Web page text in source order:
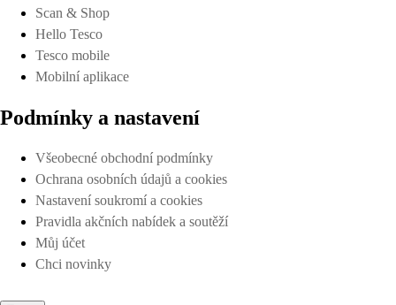
Scan & Shop
Hello Tesco
Tesco mobile
Mobilní aplikace
Podmínky a nastavení
Všeobecné obchodní podmínky
Ochrana osobních údajů a cookies
Nastavení soukromí a cookies
Pravidla akčních nabídek a soutěží
Můj účet
Chci novinky